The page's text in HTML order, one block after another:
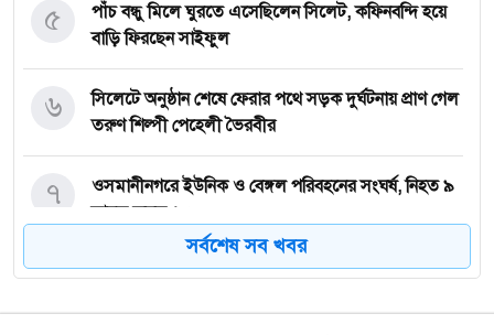
পাঁচ বন্ধু মিলে ঘুরতে এসেছিলেন সিলেট, কফিনবন্দি হয়ে
বাড়ি ফিরছেন সাইফুল
৫
সিলেটে অনুষ্ঠান শেষে ফেরার পথে সড়ক দুর্ঘটনায় প্রাণ গেল
তরুণ শিল্পী পেহেলী ভৈরবীর
৬
ওসমানীনগরে ইউনিক ও বেঙ্গল পরিবহনের সংঘর্ষ, নিহত ৯
আহত অন্তত ২৫
৭
ফেসবুক অ্যাড পেমেন্টে যুক্ত হলো ‘বিকাশ
৮
সর্বশেষ সব খবর